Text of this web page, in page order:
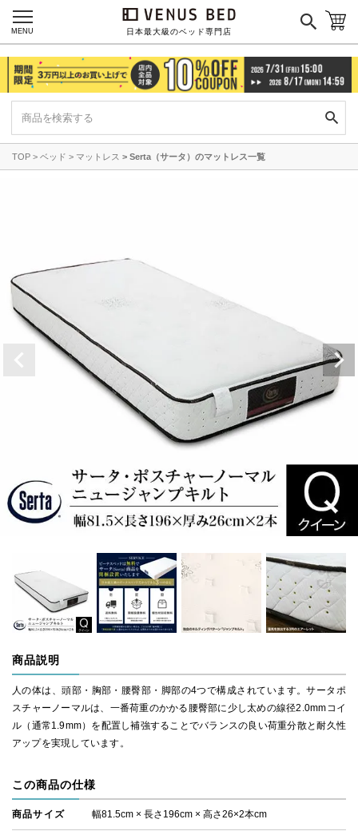
日本最大級のベッド専門店
MENU
TOP ベッド マットレス Serta（サータ）のマットレス一覧
商品説明
人の体は、頭部・胸部・腰臀部・脚部の4つで構成されています。サータポ
スチャーノーマルは、一番荷重のかかる腰臀部に少し太めの線径2.0mmコイ
ル（通常1.9mm）を配置し補強することでバランスの良い荷重分散と耐久性
アップを実現しています。
この商品の仕様
商品サイズ 幅81.5cm × 長さ196cm × 高さ26×2本cm